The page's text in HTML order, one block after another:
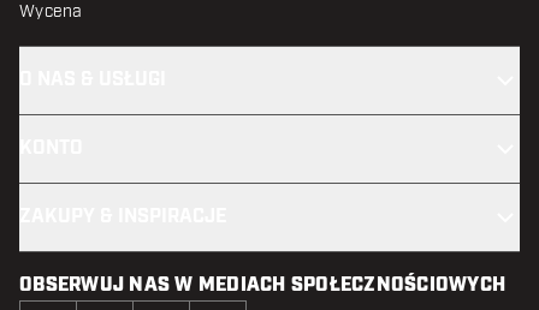
Wycena
OBSERWUJ NAS W MEDIACH SPOŁECZNOŚCIOWYCH